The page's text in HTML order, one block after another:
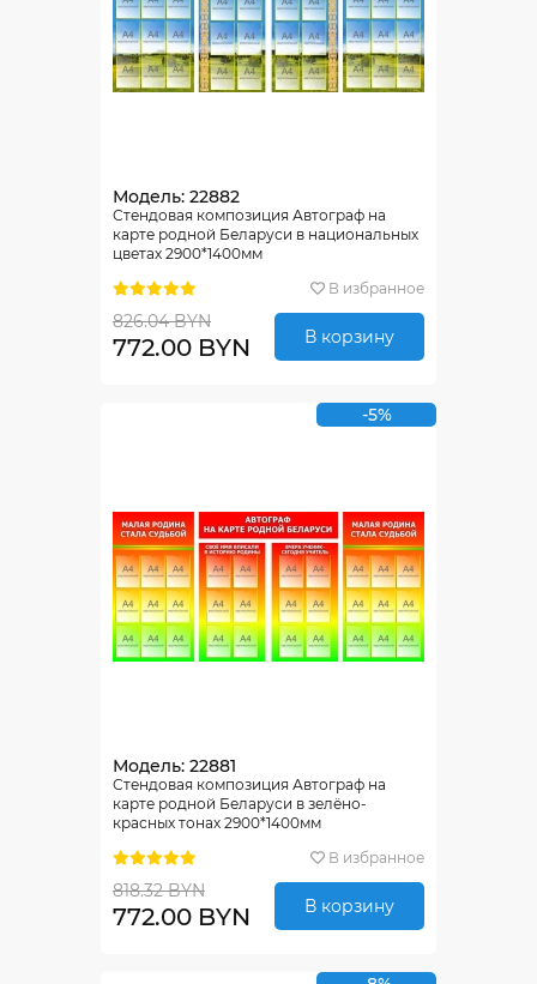
Модель: 22882
Стендовая композиция Автограф на
карте родной Беларуси в национальных
цветах 2900*1400мм
В избранное
826.04 BYN
772.00 BYN В корзину
-5%
Модель: 22881
Стендовая композиция Автограф на
карте родной Беларуси в зелёно-
красных тонах 2900*1400мм
В избранное
818.32 BYN
772.00 BYN В корзину